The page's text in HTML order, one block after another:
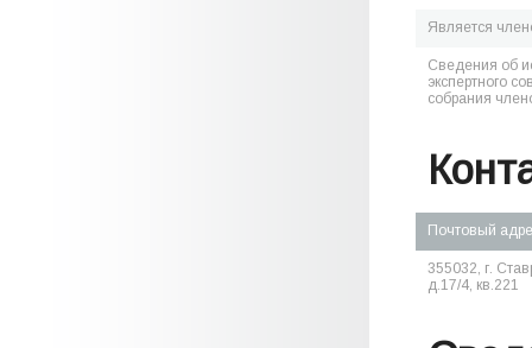
Является
Сведения об
экспертного
собрания
Почтовый
355032, г.
д.17/4, кв.221